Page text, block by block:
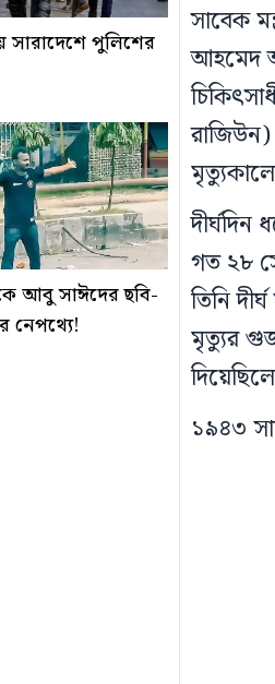
সারাদেশে পুলিশের
আবু সাঈদের ছবি-
নেপথ্যে!
সাবেক
আহমেদ
দীর্ঘদিন
গত ২৮
তিনি
মৃত্যুর
১৯৪৩